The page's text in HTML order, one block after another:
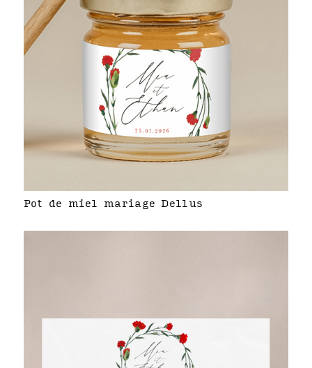
Pot de miel mariage Dellus